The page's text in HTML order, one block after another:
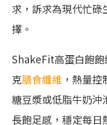
求，訴求為現代忙
擇。
ShakeFit高蛋白飽
克膳食纖維 ，熱量
糖豆漿或低脂牛奶沖
長飽足感，穩定每日